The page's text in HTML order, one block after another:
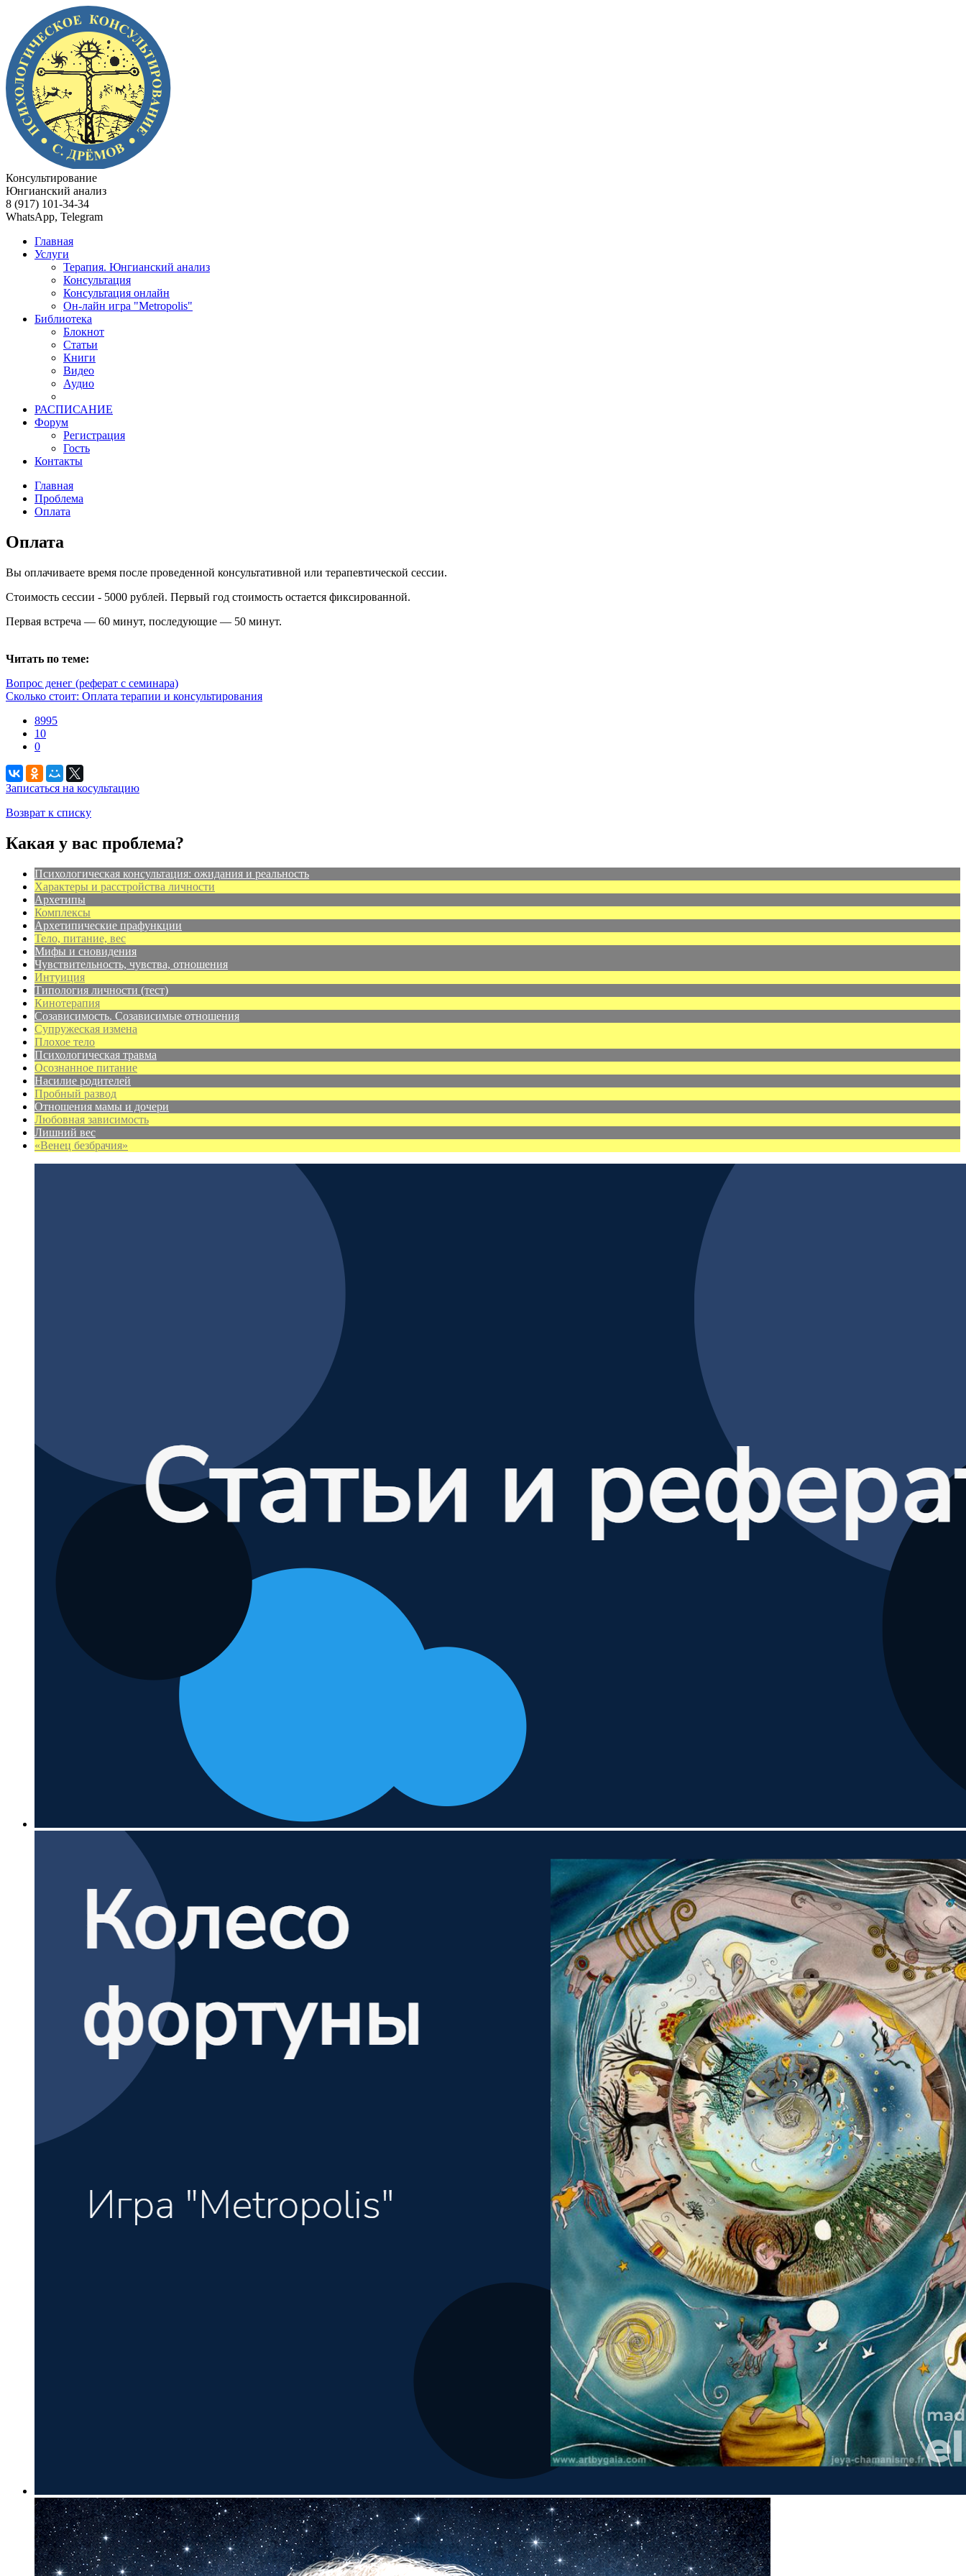
Консультирование
Юнгианский анализ
8 (917) 101-34-34
WhatsApp, Telegram
Главная
Услуги
Терапия. Юнгианский анализ
Консультация
Консультация онлайн
Он-лайн игра "Metropolis"
Библиотека
Блокнот
Статьи
Книги
Видео
Аудио
РАСПИСАНИЕ
Форум
Регистрация
Гость
Контакты
Главная
Проблема
Оплата
Оплата
Вы оплачиваете время после проведенной консультативной или терапевтической сессии.
Стоимость сессии - 5000 рублей. Первый год стоимость остается фиксированной.
Первая встреча — 60 минут, последующие — 50 минут.
Читать по теме:
Вопрос денег (реферат с семинара)
Сколько стоит: Оплата терапии и консультирования
8995
10
0
Записаться на косультацию
Возврат к списку
Какая у вас проблема?
Психологическая консультация: ожидания и реальность
Характеры и расстройства личности
Архетипы
Комплексы
Архетипические прафункции
Тело, питание, вес
Мифы и сновидения
Чувствительность, чувства, отношения
Интуиция
Типология личности (тест)
Кинотерапия
Созависимость. Созависимые отношения
Супружеская измена
Плохое тело
Психологическая травма
Осознанное питание
Насилие родителей
Пробный развод
Отношения мамы и дочери
Любовная зависимость
Лишний вес
«Венец безбрачия»